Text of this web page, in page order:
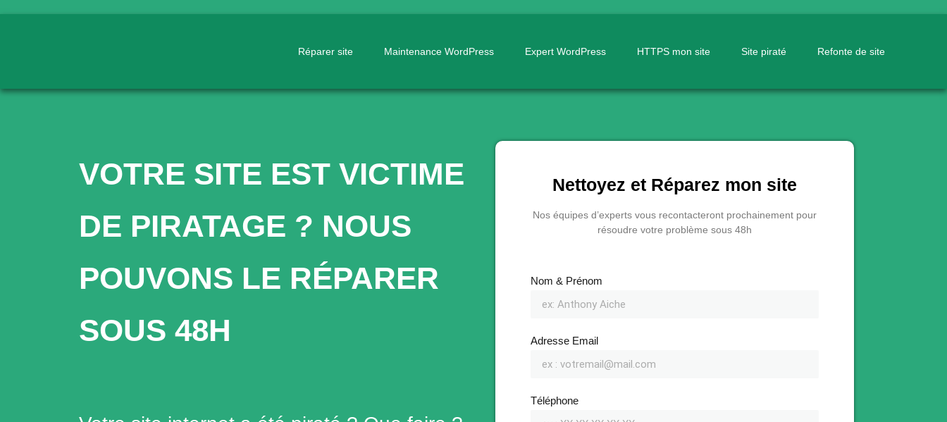
Réparer site Maintenance WordPress Expert WordPress HTTPS mon site Site piraté Refonte de site
VOTRE SITE EST VICTIME
DE PIRATAGE ? NOUS
POUVONS LE RÉPARER
SOUS 48H
Nettoyez et Réparez mon site
Nos équipes d’experts vous recontacteront prochainement pour
résoudre votre problème sous 48h
Nom & Prénom
Adresse Email
Téléphone